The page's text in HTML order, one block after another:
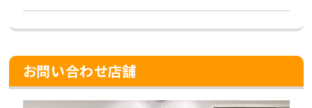
お問い合わせ店舗